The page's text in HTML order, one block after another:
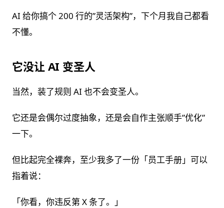
AI 给你搞个 200 行的”灵活架构”，下个月我自己都看
不懂。
它没让 AI 变圣人
当然，装了规则 AI 也不会变圣人。
它还是会偶尔过度抽象，还是会自作主张顺手”优化”
一下。
但比起完全裸奔，至少我多了一份「员工手册」可以
指着说：
「你看，你违反第 X 条了。」